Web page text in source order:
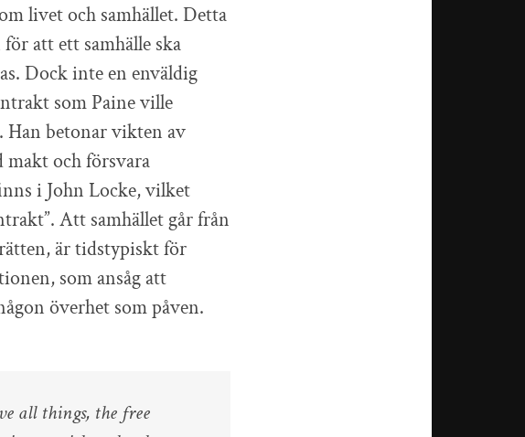
livet och samhället. Detta
att ett samhälle ska
Dock inte en enväldig
som Paine ville
Han betonar vikten av
makt och försvara
i John Locke, vilket
Att samhället går från
är tidstypiskt för
som ansåg att
överhet som påven.
all things, the free